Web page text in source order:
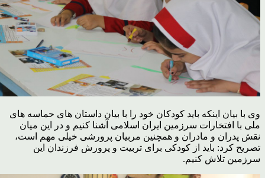
وی با بیان اینکه باید کودکان خود را با بیان داستان های حماسه های
ملی با افتخارات سرزمین ایران اسلامی آشنا کنیم و در این میان
نقش پدران و مادران و همچنین مربیان پرورشی خیلی مهم است،
تصریح کرد: باید از کودکی برای تربیت و پرورش فرزندان این
سرزمین تلاش کنیم.